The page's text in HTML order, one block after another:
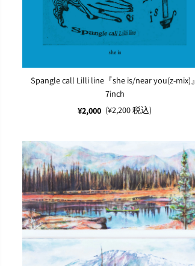
Spangle call Lilli line『she is/near you(z-mix)』
7inch
¥2,000 (¥2,200 税込)